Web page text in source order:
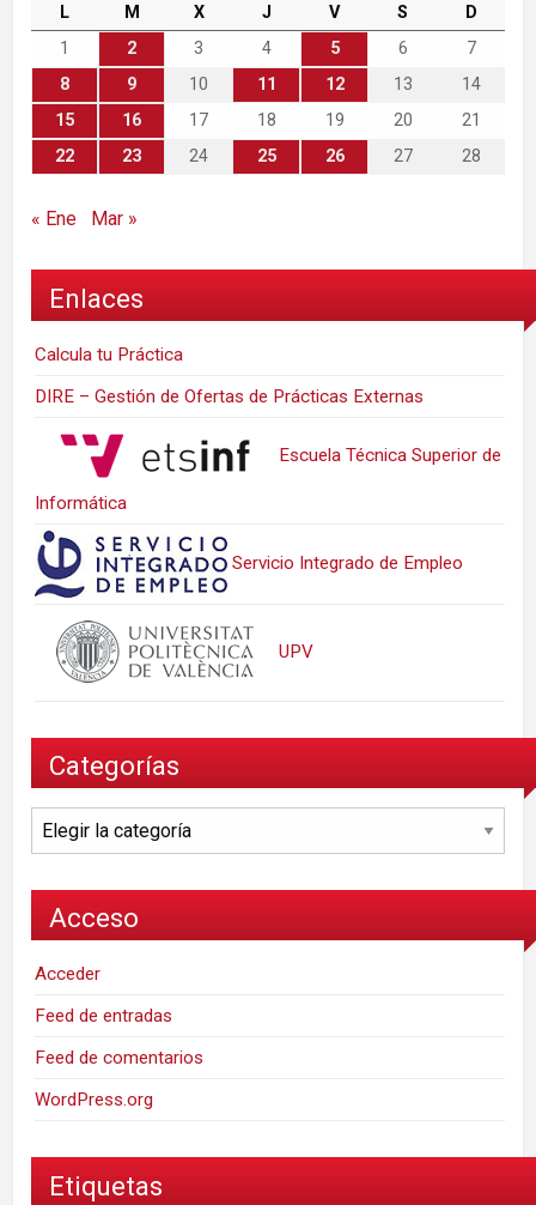
L M X J V S
D
1
2 3 4 5 6
7
8
9 10 11 12 13
14
15
16 17 18 19 20
21
22
23 24 25 26 27 28
« Ene Mar »
Enlaces
Calcula tu Práctica
DIRE – Gestión de Ofertas de Prácticas Externas
Escuela Técnica Superior de
Informática
Servicio Integrado de Empleo
UPV
Categorías
Categorías
Acceso
Acceder
Feed de entradas
Feed de comentarios
WordPress.org
Etiquetas